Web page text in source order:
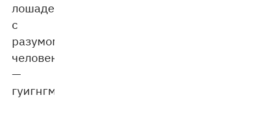
лошадей
с
разумом
человека
—
гуигнгмов.